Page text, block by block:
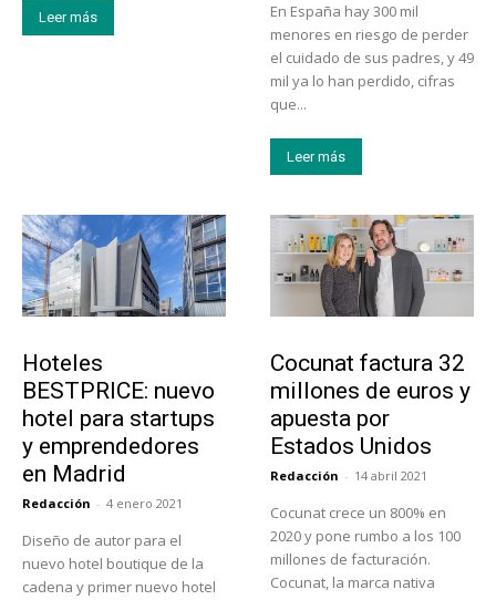
Leer más
En España hay 300 mil
menores en riesgo de perder
el cuidado de sus padres, y 49
mil ya lo han perdido, cifras
que...
Leer más
Hoteles
BESTPRICE: nuevo
hotel para startups
y emprendedores
en Madrid
Redacción - 4 enero 2021
Diseño de autor para el
nuevo hotel boutique de la
cadena y primer nuevo hotel
Cocunat factura 32
millones de euros y
apuesta por
Estados Unidos
Redacción - 14 abril 2021
Cocunat crece un 800% en
2020 y pone rumbo a los 100
millones de facturación.
Cocunat, la marca nativa